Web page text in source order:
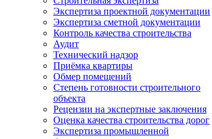
Экспертиза проектной документации
Экспертиза сметной документации
Контроль качества строительства
Аудит
Технический надзор
Приёмка квартиры
Обмер помещений
Степень готовности строительного
объекта
Рецензии на экспертные заключения
Оценка качества строительства дорог
Экспертиза промышленной